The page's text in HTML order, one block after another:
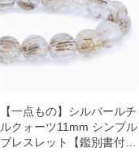
【一点もの】シルバールチ
ルクォーツ11mm シンプル
ブレスレット【鑑別書付